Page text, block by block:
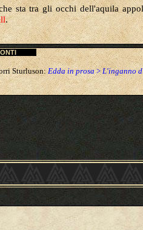
sta tra gli occhi dell'aquila
.
Sturluson:Edda in prosa>L'inganno